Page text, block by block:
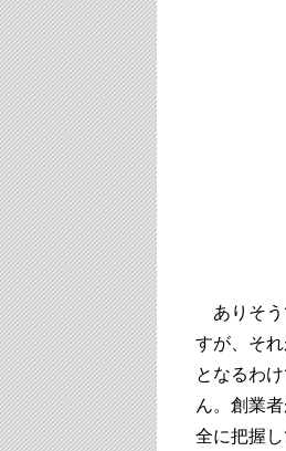
ありそう
すが、そ
となるわ
ん。創業
全に把握